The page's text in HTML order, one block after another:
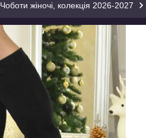
Чоботи жіночі, колекція 2026-2027